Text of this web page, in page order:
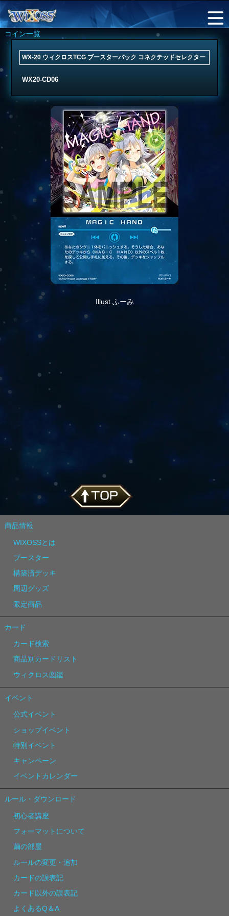
コイン一覧
WX-20 ウィクロスTCG ブースターパック コネクテッドセレクター
WX20-CD06
Illust ふーみ
商品情報
WIXOSSとは
ブースター
構築済デッキ
周辺グッズ
限定商品
カード
カード検索
商品別カードリスト
ウィクロス図鑑
イベント
公式イベント
ショップイベント
特別イベント
キャンペーン
イベントカレンダー
ルール・ダウンロード
初心者講座
フォーマットについて
繭の部屋
ルールの変更・追加
カードの誤表記
カード以外の誤表記
よくあるQ＆A